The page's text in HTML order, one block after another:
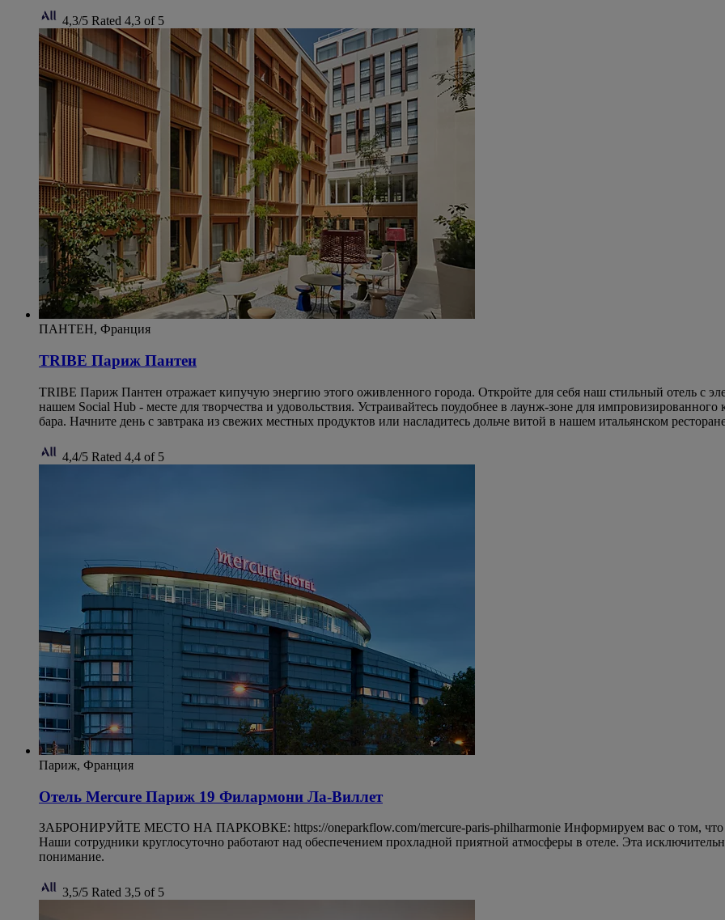
4,3/5 Rated 4,3 of 5
ПАНТЕН, Франция
TRIBE Париж Пантен
TRIBE Париж Пантен отражает кипучую энергию этого оживленного города. Откройте для себя наш стильный отель с
нашем Social Hub - месте для творчества и удовольствия. Устраивайтесь поудобнее в лаунж-зоне для
бара. Начните день с завтрака из свежих местных продуктов или насладитесь дольче витой в нашем итальянском
4,4/5 Rated 4,4 of 5
Париж, Франция
Отель Mercure Париж 19 Филармони Ла-Виллет
ЗАБРОНИРУЙТЕ МЕСТО НА ПАРКОВКЕ: https://oneparkflow.com/mercure-paris-philharmonie Информируем вас о том, что
Наши сотрудники круглосуточно работают над обеспечением прохладной приятной атмосферы в отеле. Эта
понимание.
3,5/5 Rated 3,5 of 5